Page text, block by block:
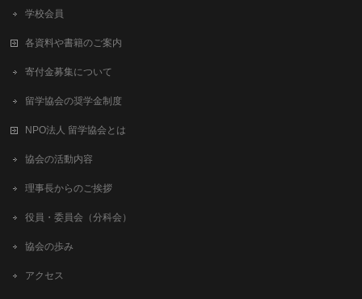
学校会員
各資料や書籍のご案内
寄付金募集について
留学協会の奨学金制度
NPO法人 留学協会とは
協会の活動内容
理事長からのご挨拶
役員・委員会（分科会）
協会の歩み
アクセス